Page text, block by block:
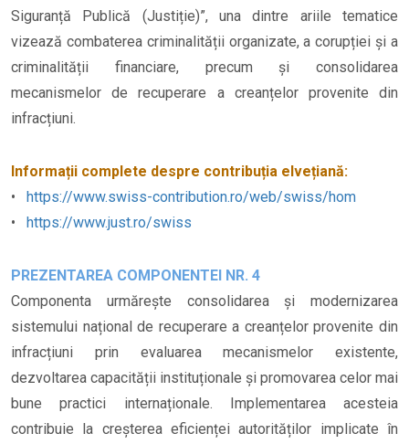
Siguranță Publică (Justiție)”, una dintre ariile tematice
vizează combaterea criminalității organizate, a corupției și a
criminalității financiare, precum și consolidarea
mecanismelor de recuperare a creanțelor provenite din
infracțiuni.
Informații complete despre contribuția elvețiană:
•
https://www.swiss-contribution.ro/web/swiss/hom
• https://www.just.ro/swiss
PREZENTAREA COMPONENTEI NR. 4
Componenta urmărește consolidarea și modernizarea
sistemului național de recuperare a creanțelor provenite din
infracțiuni prin evaluarea mecanismelor existente,
dezvoltarea capacității instituționale și promovarea celor mai
bune practici internaționale. Implementarea acesteia
contribuie la creșterea eficienței autorităților implicate în